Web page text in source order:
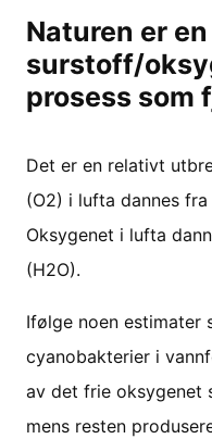
Naturen er
surstoff/
prosess som
Det er en relativt
(O2) i lufta dannes
Oksygenet i lufta
(H2O).
Ifølge noen estimater
cyanobakterier i
av det frie oksygenet
mens resten